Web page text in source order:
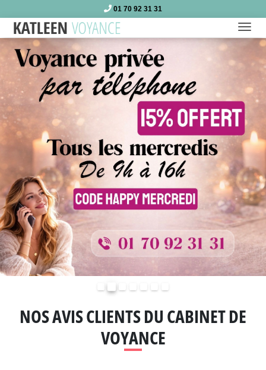
01 70 92 31 31
NOS AVIS CLIENTS DU CABINET DE
VOYANCE